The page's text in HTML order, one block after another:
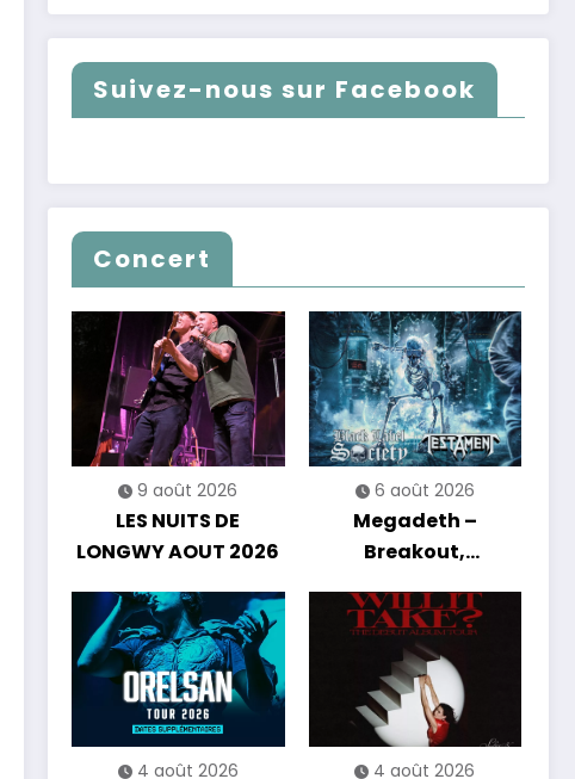
Suivez-nous sur Facebook
Concert
9 août 2026
LES NUITS DE
LONGWY AOUT 2026
6 août 2026
Megadeth –
Breakout,
Nations Europe Tour
2027
4 août 2026 4 août 2026